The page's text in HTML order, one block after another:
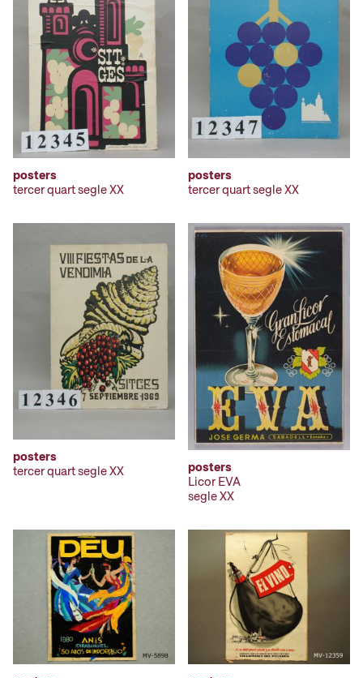
posters
tercer quart segle XX
posters
tercer quart segle XX
posters
tercer quart segle XX
posters
Licor EVA
segle XX